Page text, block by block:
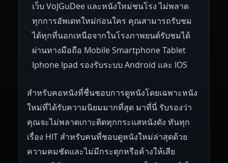
1938 1937 1930 1928 1916
Czech Republic Brazil Turkey
เว็บ VoJGuDee และหนังใหม่ชนโรง ไม่พลาด
ทุกการอัพเดทใหม่ก่อนใคร คุณสามารถรับชม
ได้ทุกที่นอกเหนือจากในโรงภาพยนต์รับชมได้
ผ่านทางมือถือ Mobile Smartphone Tablet
Iphone Ipad รองรับระบบ Android และ IOS
สำหรับคอหนังที่ชื่นชอบการดูหนังโดยเฉพาะหนัง
ใหม่ที่ได้รับความนิยมมากที่สุด มาที่นี่ รับรองว่า
คุณจะไม่พลาดเกาะติดทุกกระแสหนังดัง ทันทุก
เรื่อง HIT สำหรับคนที่ชอบดูหนังใหม่ล่าสุดด้วย
ความคมชัดและไม่มีกระตุกหรือค้างให้เสีย